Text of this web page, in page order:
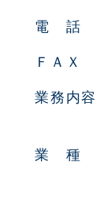
電 話
ＦＡＸ
業務内容
業 種